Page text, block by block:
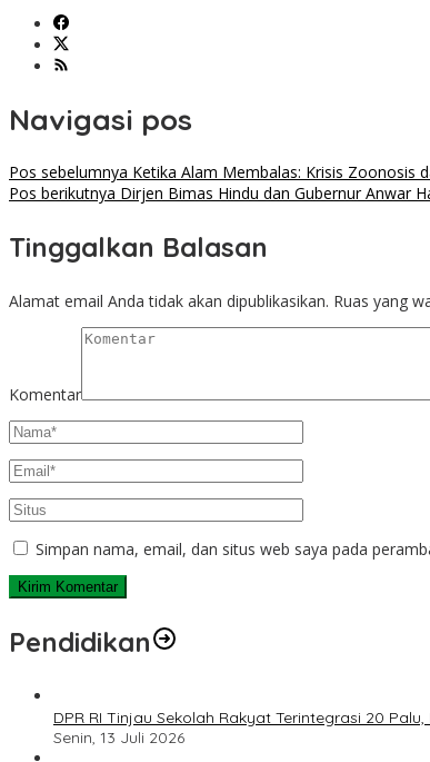
Navigasi pos
Pos sebelumnya Ketika Alam Membalas: Krisis Zoonosis
Pos berikutnya Dirjen Bimas Hindu dan Gubernur Anwar
Tinggalkan Balasan
Alamat email Anda tidak akan dipublikasikan. Ruas yang
Komentar
Simpan nama, email, dan situs web saya pada
Pendidikan
DPR RI Tinjau Sekolah Rakyat Terintegrasi 20
Senin, 13 Juli 2026